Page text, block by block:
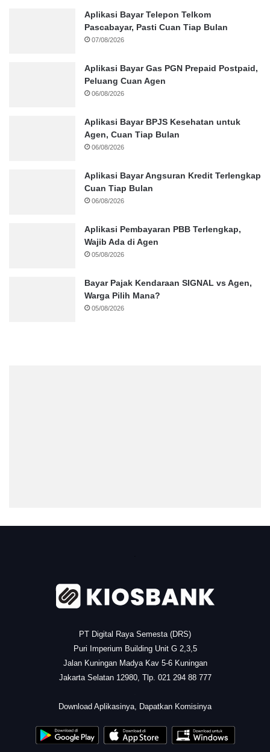
Aplikasi Bayar Telepon Telkom
Pascabayar, Pasti Cuan Tiap Bulan
07/08/2026
Aplikasi Bayar Gas PGN Prepaid Postpaid,
Peluang Cuan Agen
06/08/2026
Aplikasi Bayar BPJS Kesehatan untuk
Agen, Cuan Tiap Bulan
06/08/2026
Aplikasi Bayar Angsuran Kredit Terlengkap
Cuan Tiap Bulan
06/08/2026
Aplikasi Pembayaran PBB Terlengkap,
Wajib Ada di Agen
05/08/2026
Bayar Pajak Kendaraan SIGNAL vs Agen,
Warga Pilih Mana?
05/08/2026
.
PT Digital Raya Semesta (DRS)
Puri Imperium Building Unit G 2,3,5
Jalan Kuningan Madya Kav 5-6 Kuningan
Jakarta Selatan 12980, Tlp. 021 294 88 777
Download Aplikasinya, Dapatkan Komisinya